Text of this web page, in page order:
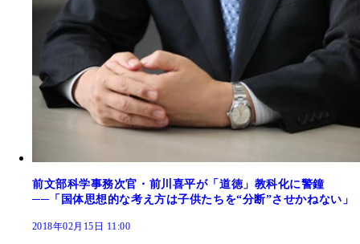
前文部科学事務次官・前川喜平が「道徳」教科化に警鐘
──「国体思想的な考え方は子供たちを“分断”させかねない」
2018年02月15日 11:00